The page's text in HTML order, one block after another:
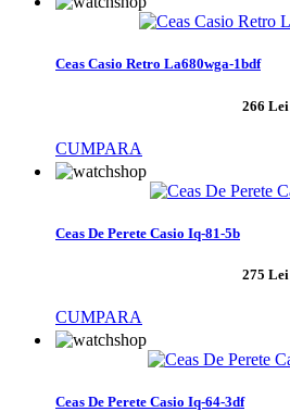
Ceas Casio Retro La680wga-1bdf
266 Lei
CUMPARA
Ceas De Perete Casio Iq-81-5b
275 Lei
CUMPARA
Ceas De Perete Casio Iq-64-3df